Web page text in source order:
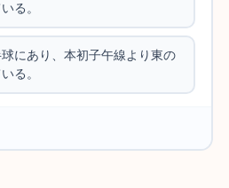
る。
にあり、本初子午線より東の
る。